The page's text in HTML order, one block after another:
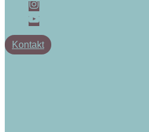
Kontakt